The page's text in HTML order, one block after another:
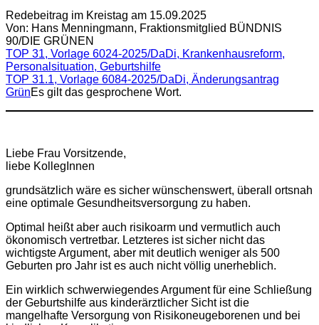
Redebeitrag im Kreistag am 15.09.2025
Von: Hans Menningmann, Fraktionsmitglied BÜNDNIS
90/DIE GRÜNEN
TOP 31, Vorlage 6024-2025/DaDi, Krankenhausreform,
Personalsituation, Geburtshilfe
TOP 31.1, Vorlage 6084-2025/DaDi, Änderungsantrag
GrünEs gilt das gesprochene Wort.
Liebe Frau Vorsitzende,
liebe KollegInnen
grundsätzlich wäre es sicher wünschenswert, überall ortsnah
eine optimale Gesundheitsversorgung zu haben.
Optimal heißt aber auch risikoarm und vermutlich auch
ökonomisch vertretbar. Letzteres ist sicher nicht das
wichtigste Argument, aber mit deutlich weniger als 500
Geburten pro Jahr ist es auch nicht völlig unerheblich.
Ein wirklich schwerwiegendes Argument für eine Schließung
der Geburtshilfe aus kinderärztlicher Sicht ist die
mangelhafte Versorgung von Risikoneugeborenen und bei